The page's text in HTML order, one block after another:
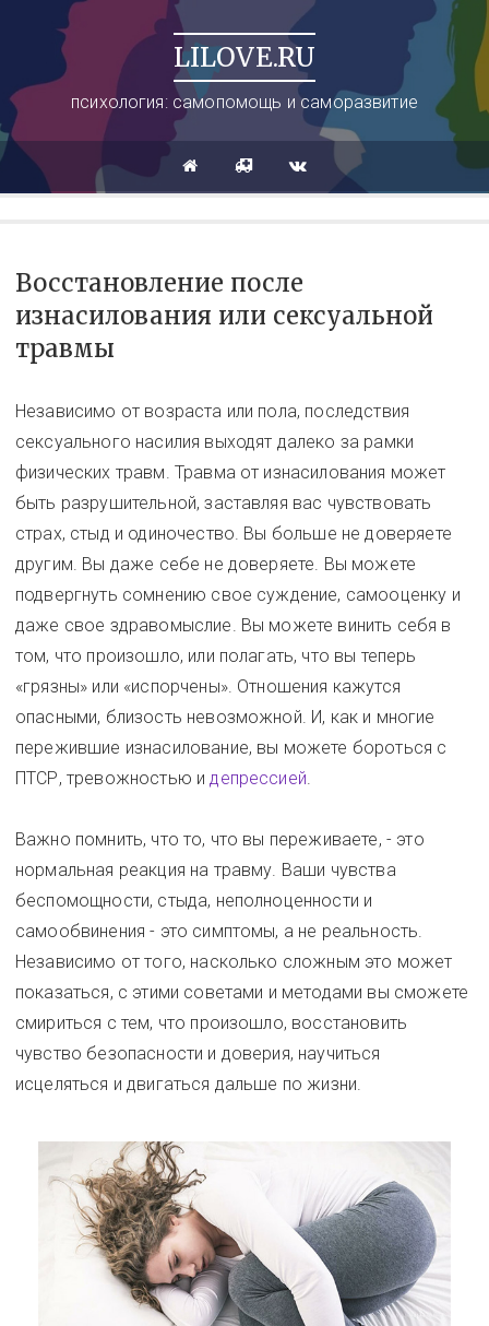
LILOVE.RU
психология: самопомощь и саморазвитие
Восстановление после
изнасилования или сексуальной
травмы
Независимо от возраста или пола, последствия
сексуального насилия выходят далеко за рамки
физических травм. Травма от изнасилования может
быть разрушительной, заставляя вас чувствовать
страх, стыд и одиночество. Вы больше не доверяете
другим. Вы даже себе не доверяете. Вы можете
подвергнуть сомнению свое суждение, самооценку и
даже свое здравомыслие. Вы можете винить себя в
том, что произошло, или полагать, что вы теперь
«грязны» или «испорчены». Отношения кажутся
опасными, близость невозможной. И, как и многие
пережившие изнасилование, вы можете бороться с
ПТСР, тревожностью идепрессией.
Важно помнить, что то, что вы переживаете, - это
нормальная реакция на травму. Ваши чувства
беспомощности, стыда, неполноценности и
самообвинения - это симптомы, а не реальность.
Независимо от того, насколько сложным это может
показаться, с этими советами и методами вы сможете
смириться с тем, что произошло, восстановить
чувство безопасности и доверия, научиться
исцеляться и двигаться дальше по жизни.